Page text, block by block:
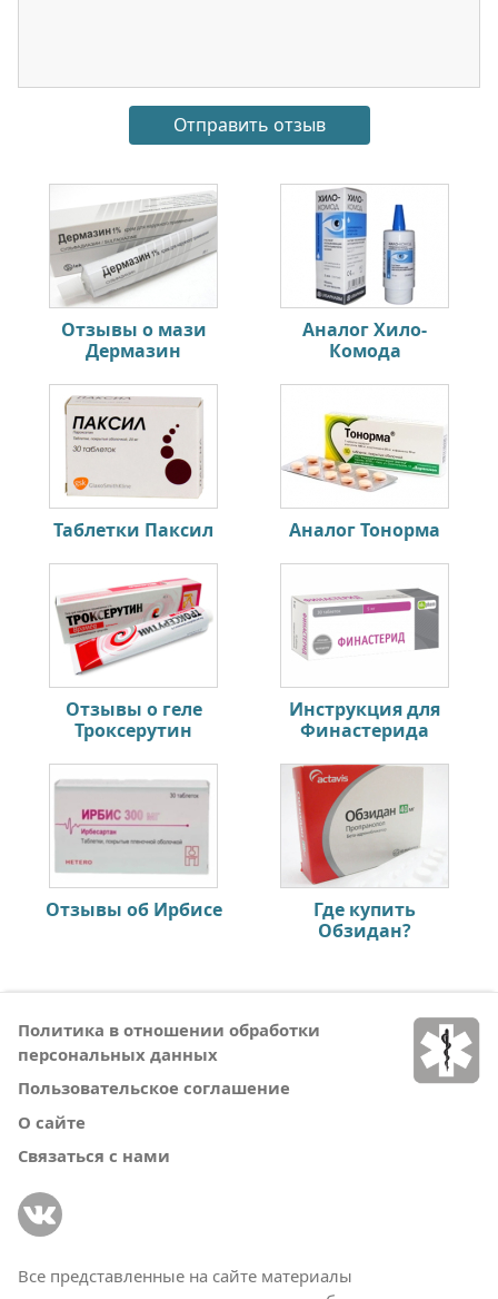
Отзывы о мази
Дермазин
Аналог Хило-
Комода
Таблетки Паксил Аналог Тонорма
Отзывы о геле
Троксерутин
Инструкция для
Финастерида
Отзывы об Ирбисе
Где купить
Обзидан?
Политика в отношении обработки
персональных данных
Пользовательское соглашение
О сайте
Связаться с нами
Все представленные на сайте материалы